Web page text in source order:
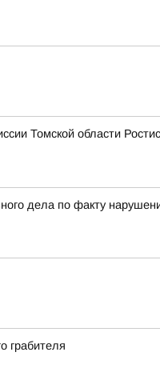
Томской области
дела по факту
грабителя